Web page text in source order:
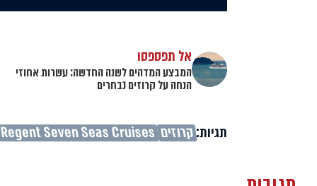
אל תפספסו
המבצע המדהים לשנה החדשה: עשרות אחוזי
הנחה על קרוזים נבחרים
תגיות:קרוזים Regent Seven Seas Cruises